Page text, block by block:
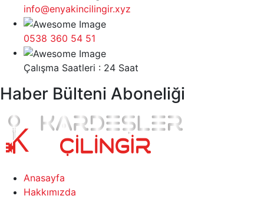
info@enyakincilingir.xyz
0538 360 54 51
Çalışma Saatleri : 24 Saat
Haber Bülteni Aboneliği
Anasayfa
Hakkımızda